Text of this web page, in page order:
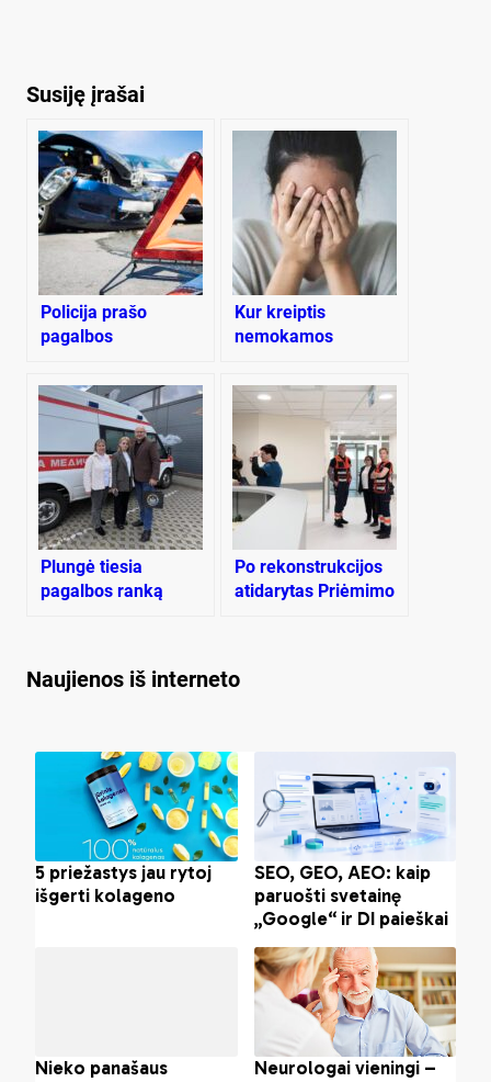
Susiję įrašai
Policija prašo
pagalbos
Kur kreiptis
nemokamos
psichikos sveikatos
Plungė tiesia
pagalbos ranką
Po rekonstrukcijos
atidarytas Priėmimo
Naujienos iš interneto